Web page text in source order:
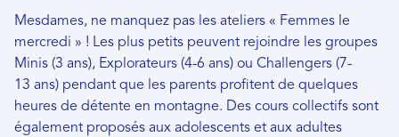
Mesdames, ne manquez pas les ateliers « Femmes le
mercredi » ! Les plus petits peuvent rejoindre les groupes
Minis (3 ans), Explorateurs (4-6 ans) ou Challengers (7-
13 ans) pendant que les parents profitent de quelques
heures de détente en montagne. Des cours collectifs sont
également proposés aux adolescents et aux adultes